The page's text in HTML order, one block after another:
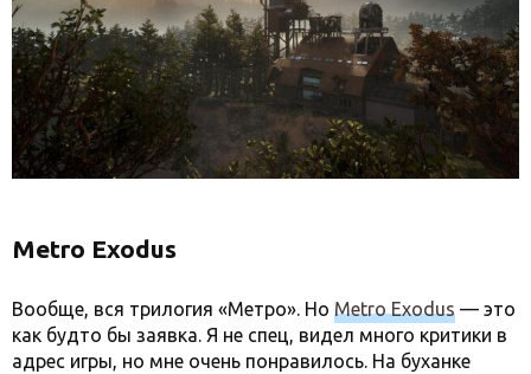
Metro Exodus
Вообще, вся трилогия «Метро». Но Metro Exodus — это
как будто бы заявка. Я не спец, видел много критики в
адрес игры, но мне очень понравилось. На буханке